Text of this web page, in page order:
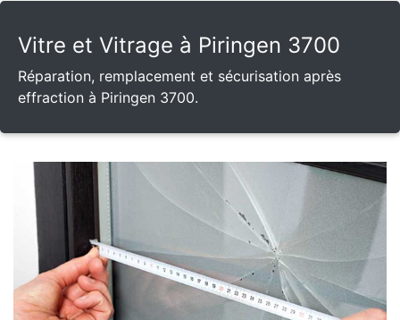
Vitre et Vitrage à Piringen 3700
Réparation, remplacement et sécurisation après
effraction à Piringen 3700.